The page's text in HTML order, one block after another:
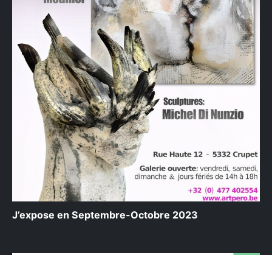
J’expose en Septembre-Octobre 2023